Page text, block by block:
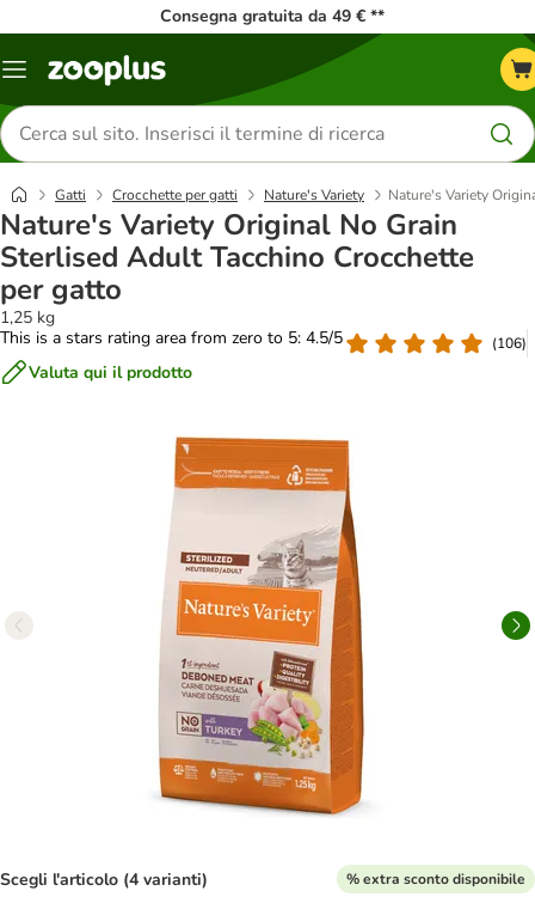
Consegna gratuita da 49 € **
Overview
Cerca
prodotti
Gatti Crocchette per gatti Nature's Variety Nature's Variety
Nature's Variety Original No Grain
Sterlised Adult Tacchino Crocchette
per gatto
1,25 kg
This is a stars rating area from zero to 5: 4.5/5
(106)
Valuta qui il prodotto
Scegli l'articolo (4 varianti) % extra sconto disponibile